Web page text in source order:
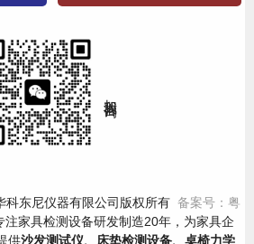
东尼仪器有限公司版权所有 备案号：粤
注家具检测设备研发制造20年，为家具企
供沙发测试仪、床垫检测设备、桌椅力学